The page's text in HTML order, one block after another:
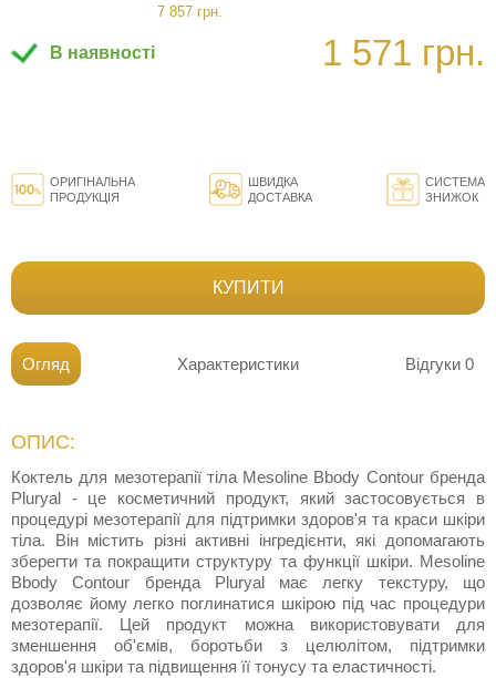
7 857 грн.
В наявності 1 571 грн.
ОРИГІНАЛЬНА
ПРОДУКЦІЯ
ШВИДКА
ДОСТАВКА
СИСТЕМА
ЗНИЖОК
КУПИТИ
Огляд Характеристики Відгуки 0
ОПИС:
Коктель для мезотерапії тіла Mesoline Bbody Contour бренда
Pluryal - це косметичний продукт, який застосовується в
процедурі мезотерапії для підтримки здоров'я та краси шкіри
тіла. Він містить різні активні інгредієнти, які допомагають
зберегти та покращити структуру та функції шкіри. Mesoline
Bbody Contour бренда Pluryal має легку текстуру, що
дозволяє йому легко поглинатися шкірою під час процедури
мезотерапії. Цей продукт можна використовувати для
зменшення об'ємів, боротьби з целюлітом, підтримки
здоров'я шкіри та підвищення її тонусу та еластичності.